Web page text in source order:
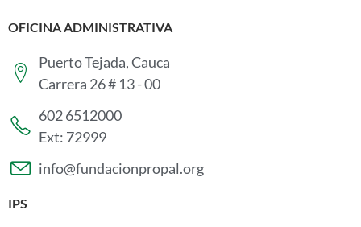
OFICINA ADMINISTRATIVA
Puerto Tejada, Cauca
Carrera 26 # 13 - 00
602 6512000
Ext: 72999
info@fundacionpropal.org
IPS